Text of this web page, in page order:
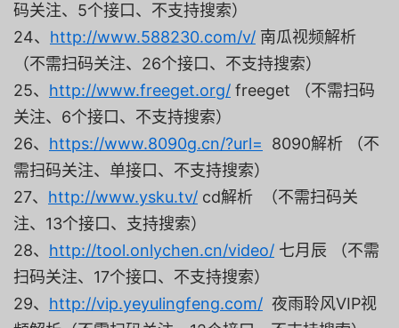
码关注、5个接口、不支持搜索）
24、 http://www.588230.com/v/ 南瓜视频解析
（不需扫码关注、26个接口、不支持搜索）
25、 http://www.freeget.org/ freeget （不需扫码
关注、6个接口、不支持搜索）
26、 https://www.8090g.cn/?url= 8090解析 （不
需扫码关注、单接口、不支持搜索）
27、 http://www.ysku.tv/ cd解析 （不需扫码关
注、13个接口、支持搜索）
28、 http://tool.onlychen.cn/video/ 七月辰 （不需
扫码关注、17个接口、不支持搜索）
29、 http://vip.yeyulingfeng.com/ 夜雨聆风VIP视